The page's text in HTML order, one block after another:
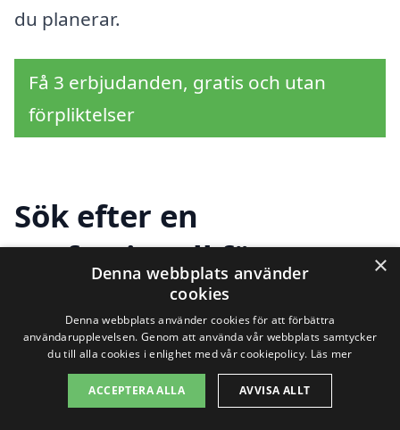
du planerar.
Få 3 erbjudanden, gratis och utan
förpliktelser
Sök efter en
professionell för
glasmästare i andra
städer nära Aneby
Att hitta en pålitlig glasmästare i Aneby
×
Denna webbplats använder
cookies
Denna webbplats använder cookies för att förbättra
användarupplevelsen. Genom att använda vår webbplats samtycker
du till alla cookies i enlighet med vår cookiepolicy. Läs mer
ACCEPTERA ALLA AVVISA ALLT